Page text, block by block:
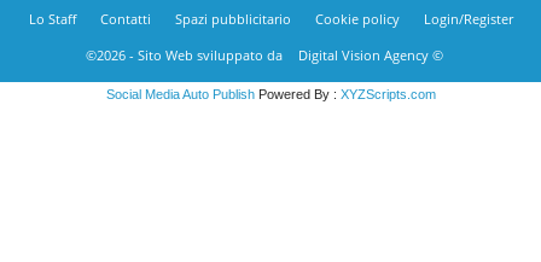
Lo Staff Contatti Spazi pubblicitario Cookie policy
Login/Register
©2026 - Sito Web sviluppato da
Digital Vision Agency ©
Social Media Auto PublishPowered By : XYZScripts.com